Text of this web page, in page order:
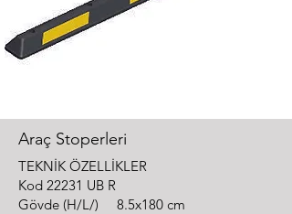
Araç Stoperleri
TEKNİK ÖZELLİKLER
Kod 22231 UB R
Gövde (H/L/) 8.5x180 cm